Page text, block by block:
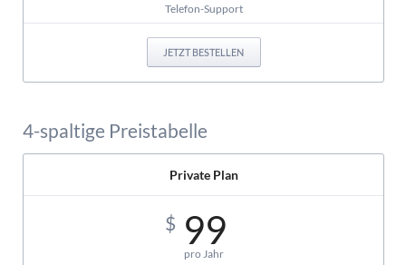
Telefon-Support
JETZT BESTELLEN
4-spaltige Preistabelle
Private Plan
$ 99
pro Jahr